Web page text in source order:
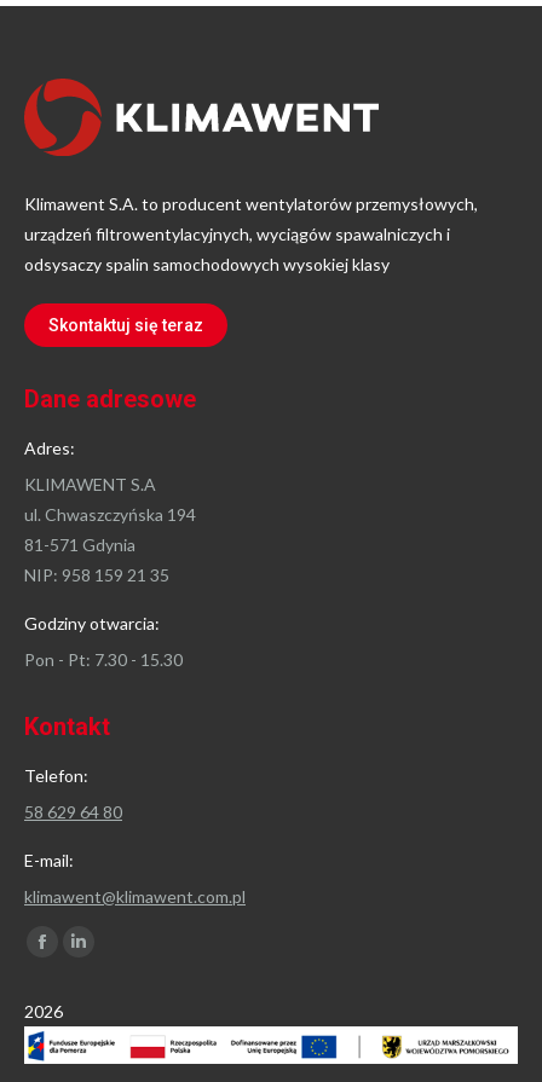
Klimawent S.A. to producent wentylatorów przemysłowych,
urządzeń filtrowentylacyjnych, wyciągów spawalniczych i
odsysaczy spalin samochodowych wysokiej klasy
Skontaktuj się teraz
Dane adresowe
Adres:
KLIMAWENT S.A
ul. Chwaszczyńska 194
81-571 Gdynia
NIP: 958 159 21 35
Godziny otwarcia:
Pon - Pt: 7.30 - 15.30
Kontakt
Telefon:
58 629 64 80
E-mail:
klimawent@klimawent.com.pl
Znajdź nas na:
Facebook
opens
in
Linkedin
in
2026